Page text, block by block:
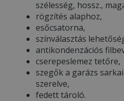
szélesség, hossz.,
rögzítés alaphoz,
esőcsatorna,
színválasztás
antikondenzációs
cserepeslemez tetőre,
szegők a garázs
szerelve,
fedett tároló.